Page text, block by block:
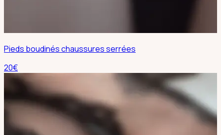
Pieds boudinés chaussures serrées
20€